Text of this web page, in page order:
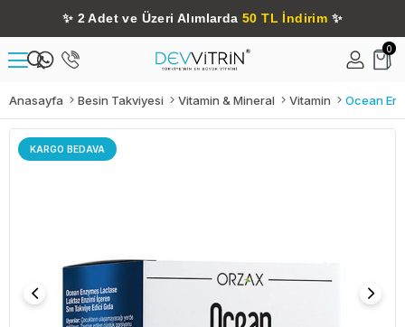
✨ 2 Adet ve Üzeri Alımlarda 50 TL İndirim ✨
0
Anasayfa Besin Takviyesi Vitamin & Mineral Vitamin Ocean
KARGO BEDAVA